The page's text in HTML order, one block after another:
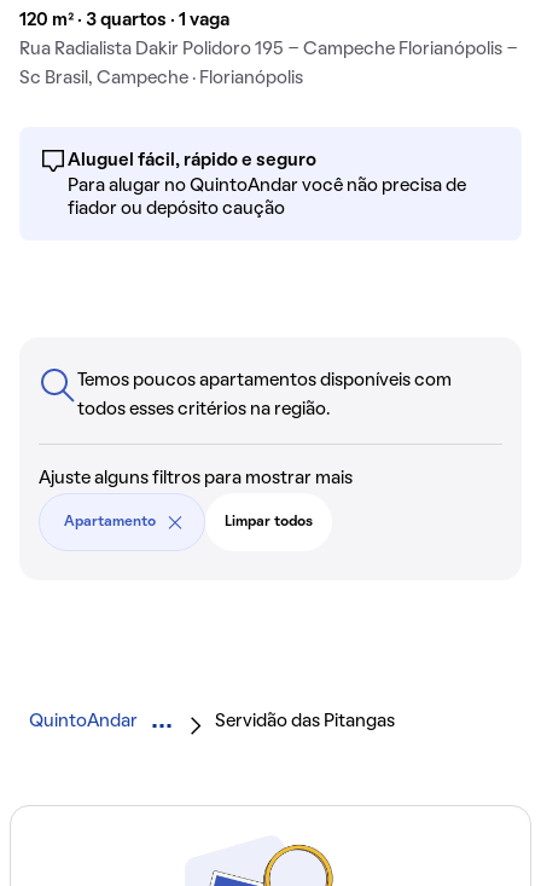
120 m² · 3 quartos · 1 vaga
Rua Radialista Dakir Polidoro 195 - Campeche Florianópolis -
Sc Brasil, Campeche · Florianópolis
Aluguel fácil, rápido e seguro
Para alugar no QuintoAndar você não precisa de
fiador ou depósito caução
Temos poucos apartamentos disponíveis com
todos esses critérios na região.
Ajuste alguns filtros para mostrar mais
Apartamento Limpar todos
QuintoAndar Servidão das Pitangas